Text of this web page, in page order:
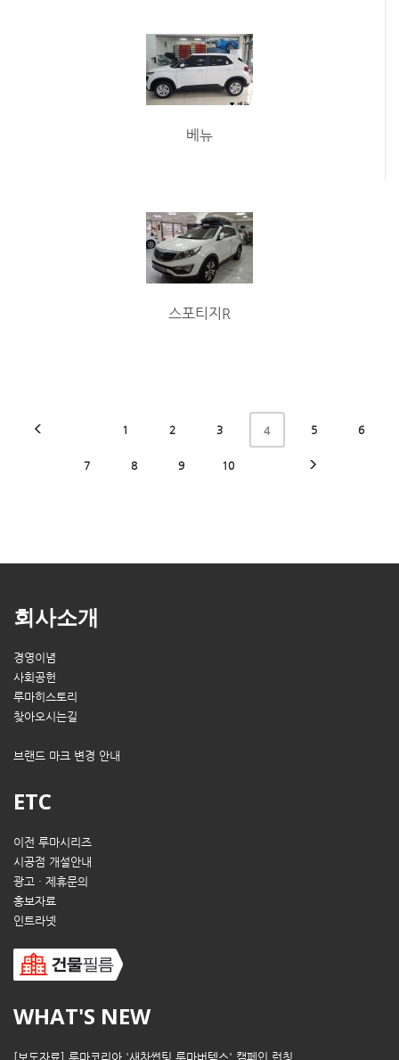
베뉴
스포티지R
1 2 3 4 5 6
7 8 9 10
회사소개
경영이념
사회공헌
루마히스토리
찾아오시는길
브랜드 마크 변경 안내
ETC
이전 루마시리즈
시공점 개설안내
광고 · 제휴문의
홍보자료
인트라넷
WHAT'S NEW
[보도자료] 루마코리아 '새차썬팅 루마버텍스' 캠페인 런칭..